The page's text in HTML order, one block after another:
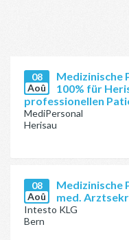
08
Aoû
Medizinische
100% für
professionellen
MediPersonal
Herisau
08
Aoû
Medizinische
med.
Intesto KLG
Bern